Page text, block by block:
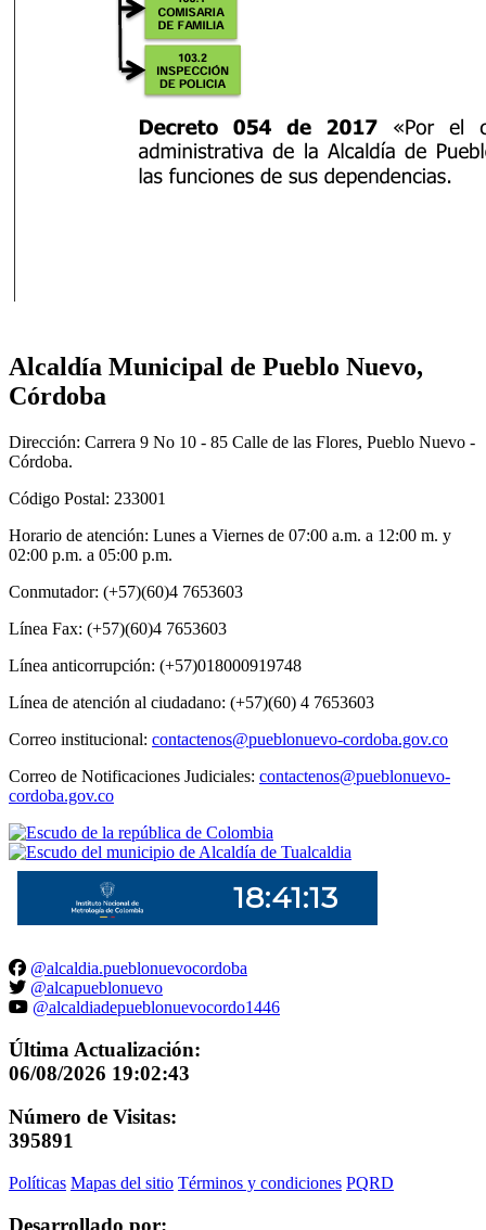
Alcaldía Municipal de Pueblo Nuevo,
Córdoba
Dirección: Carrera 9 No 10 - 85 Calle de las Flores, Pueblo Nuevo -
Córdoba.
Código Postal: 233001
Horario de atención: Lunes a Viernes de 07:00 a.m. a 12:00 m. y
02:00 p.m. a 05:00 p.m.
Conmutador: (+57)(60)4 7653603
Línea Fax: (+57)(60)4 7653603
Línea anticorrupción: (+57)018000919748
Línea de atención al ciudadano: (+57)(60) 4 7653603
Correo institucional: contactenos@pueblonuevo-cordoba.gov.co
Correo de Notificaciones Judiciales: contactenos@pueblonuevo-
cordoba.gov.co
@alcaldia.pueblonuevocordoba
@alcapueblonuevo
@alcaldiadepueblonuevocordo1446
Última Actualización:
06/08/2026 19:02:43
Número de Visitas:
395891
Políticas Mapas del sitio Términos y condiciones PQRD
Desarrollado por: